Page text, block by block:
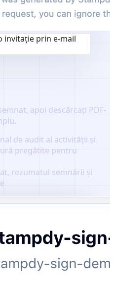
invitație prin e-mail
apoi descărcați PDF-
de audit al activității și
pregătite pentru
rezumatul semnării și